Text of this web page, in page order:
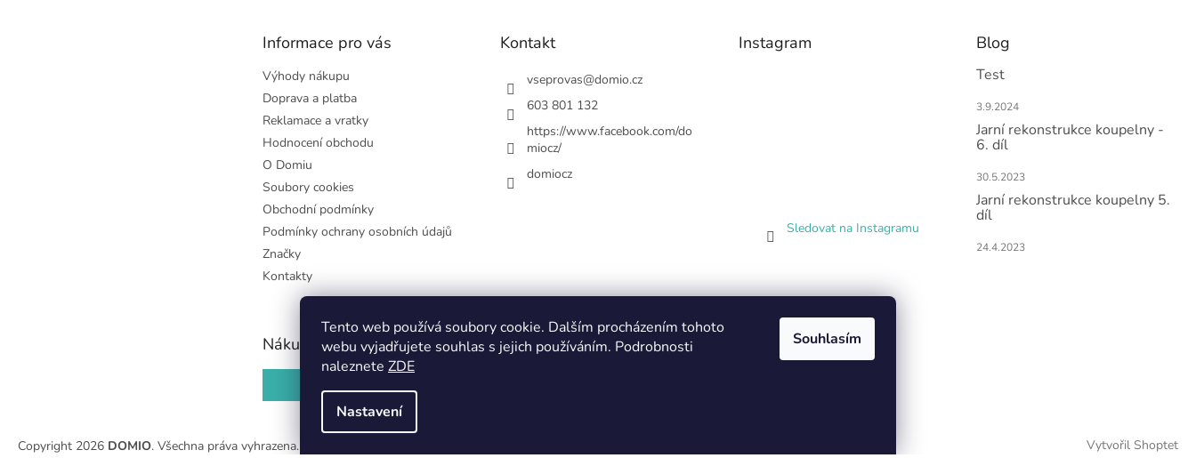
Tento web používá soubory cookie. Dalším procházením tohoto
webu vyjadřujete souhlas s jejich používáním. Podrobnosti
naleznete ZDE
Nastavení
Souhlasím
Informace pro vás
Výhody nákupu
Doprava a platba
Reklamace a vratky
Hodnocení obchodu
O Domiu
Soubory cookies
Obchodní podmínky
Podmínky ochrany osobních údajů
Značky
Kontakty
Kontakt
vseprovas@domio.cz
603 801 132
https://www.facebook.com/do
miocz/
domiocz
Instagram
Sledovat na Instagramu
Blog
Test
3.9.2024
Jarní rekonstrukce koupelny -
6. díl
30.5.2023
Jarní rekonstrukce koupelny 5.
díl
24.4.2023
Nákupní košík
Vytvořil Shoptet
Copyright 2026 DOMIO. Všechna práva vyhrazena.